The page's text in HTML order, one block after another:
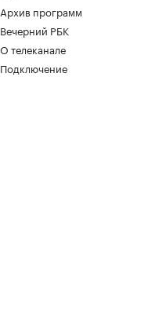
Архив программ
Вечерний РБК
О телеканале
Подключение